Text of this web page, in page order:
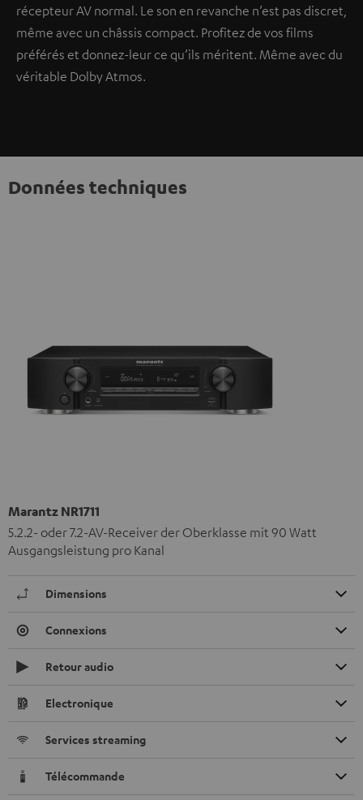
récepteur AV normal. Le son en revanche n’est pas discret,
même avec un châssis compact. Profitez de vos films
préférés et donnez-leur ce qu’ils méritent. Même avec du
véritable Dolby Atmos.
Données techniques
Marantz NR1711
5.2.2- oder 7.2-AV-Receiver der Oberklasse mit 90 Watt
Ausgangsleistung pro Kanal
Dimensions
Connexions
Retour audio
Electronique
Services streaming
Télécommande